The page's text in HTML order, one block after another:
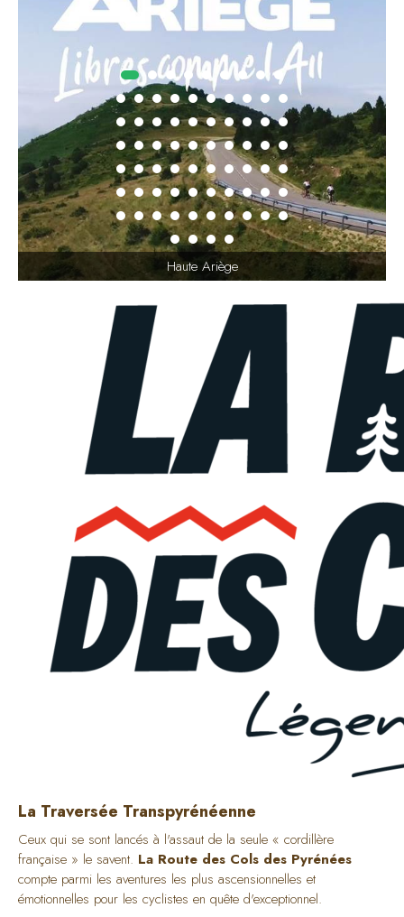
Haute Ariège
La Traversée Transpyrénéenne
Ceux qui se sont lancés à l'assaut de la seule « cordillère
française » le savent. La Route des Cols des Pyrénées
compte parmi les aventures les plus ascensionnelles et
émotionnelles pour les cyclistes en quête d'exceptionnel.